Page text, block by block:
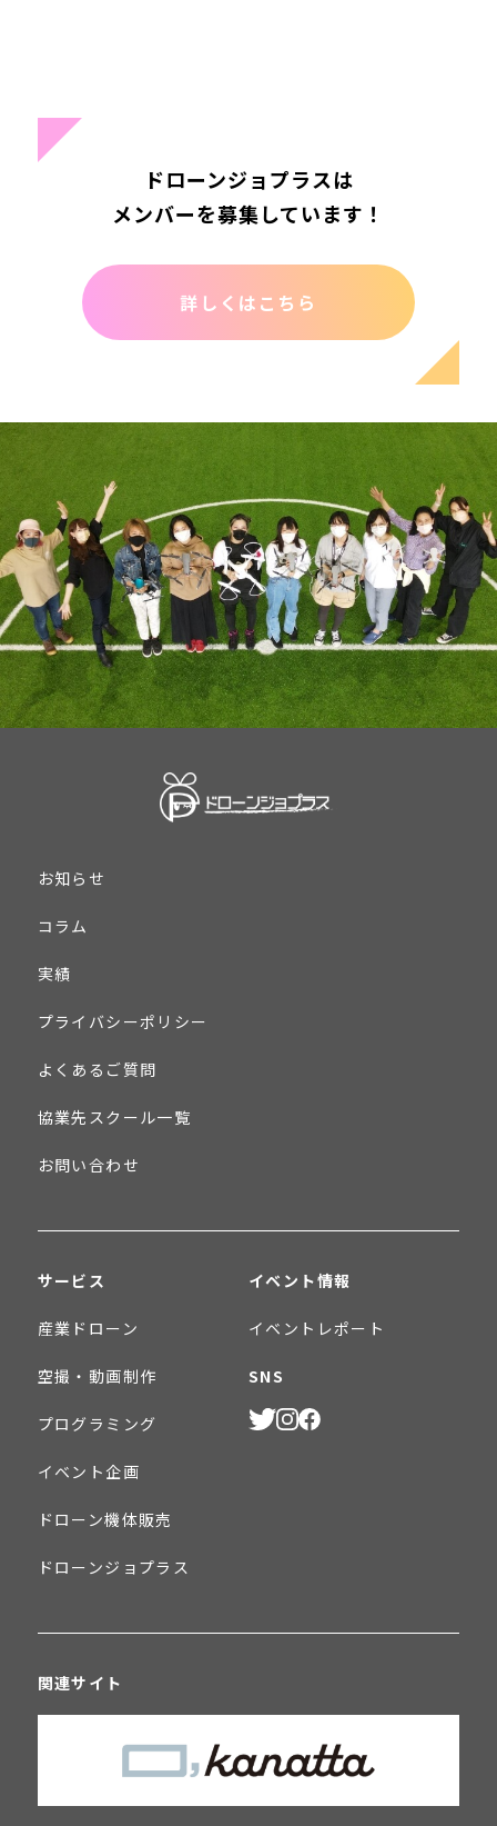
ドローンジョプラスは
メンバーを募集しています！
詳しくはこちら
お知らせ
コラム
実績
プライバシーポリシー
よくあるご質問
協業先スクール一覧
お問い合わせ
サービス
産業ドローン
空撮・動画制作
プログラミング
イベント企画
ドローン機体販売
ドローンジョプラス
イベント情報
イベントレポート
SNS
関連サイト